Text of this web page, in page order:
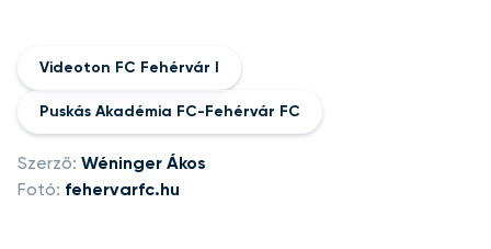
Videoton FC Fehérvár I
Puskás Akadémia FC-Fehérvár FC
Szerző: Wéninger Ákos
Fotó: fehervarfc.hu